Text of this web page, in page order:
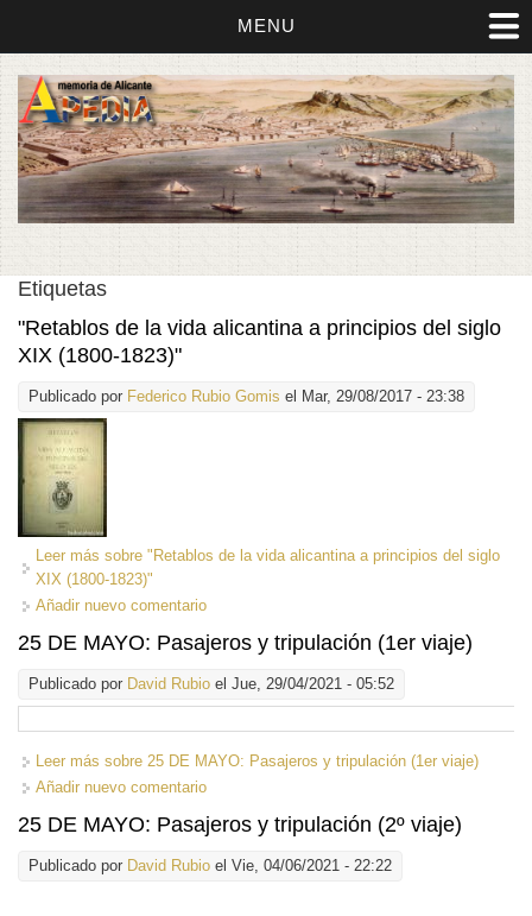
MENU
Etiquetas
"Retablos de la vida alicantina a principios del siglo
XIX (1800-1823)"
Publicado por Federico Rubio Gomis el Mar, 29/08/2017 - 23:38
Leer más sobre "Retablos de la vida alicantina a principios del siglo
XIX (1800-1823)"
Añadir nuevo comentario
25 DE MAYO: Pasajeros y tripulación (1er viaje)
Publicado por David Rubio el Jue, 29/04/2021 - 05:52
Leer más sobre 25 DE MAYO: Pasajeros y tripulación (1er viaje)
Añadir nuevo comentario
25 DE MAYO: Pasajeros y tripulación (2º viaje)
Publicado por David Rubio el Vie, 04/06/2021 - 22:22